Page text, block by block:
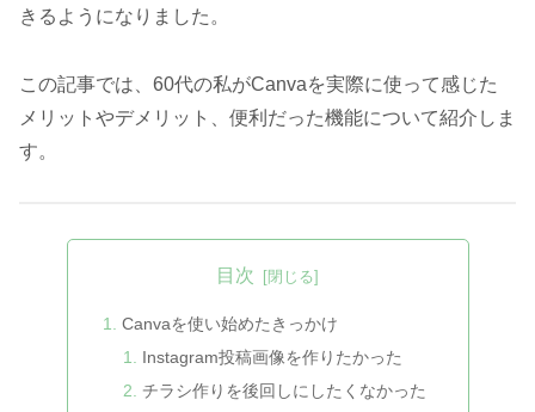
きるようになりました。
この記事では、60代の私がCanvaを実際に使って感じた
メリットやデメリット、便利だった機能について紹介しま
す。
目次
Canvaを使い始めたきっかけ
Instagram投稿画像を作りたかった
チラシ作りを後回しにしたくなかった